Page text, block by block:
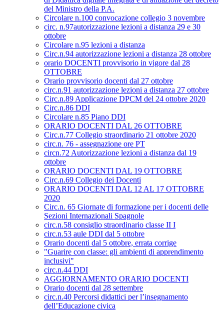
del Ministro della P.A.
Circolare n.100 convocazione collegio 3 novembre
circ. n.97autorizzazione lezioni a distanza 29 e 30
ottobre
Circolare n.95 lezioni a distanza
Circ.n.94 autorizzazione lezioni a distanza 28 ottobre
orario DOCENTI provvisorio in vigore dal 28
OTTOBRE
Orario provvisorio docenti dal 27 ottobre
circ.n.91 autorizzazione lezioni a distanza 27 ottobre
Circ.n.89 Applicazione DPCM del 24 ottobre 2020
Circ.n.86 DDI
Circolare n.85 Piano DDI
ORARIO DOCENTI DAL 26 OTTOBRE
Circ.n.77 Collegio straordinario 21 ottobre 2020
circ.n. 76 - assegnazione ore PT
circn.72 Autorizzazione lezioni a distanza dal 19
ottobre
ORARIO DOCENTI DAL 19 OTTOBRE
Circ.n.69 Collegio dei Docenti
ORARIO DOCENTI DAL 12 AL 17 OTTOBRE
2020
Circ.n. 65 Giornate di formazione per i docenti delle
Sezioni Internazionali Spagnole
circ.n.58 consiglio straordinario classe II I
circ.n.53 aule DDI dal 5 ottobre
Orario docenti dal 5 ottobre, errata corrige
"Guarire con classe: gli ambienti di apprendimento
inclusivi"
circ.n.44 DDI
AGGIORNAMENTO ORARIO DOCENTI
Orario docenti dal 28 settembre
circ.n.40 Percorsi didattici per l’insegnamento
dell’Educazione civica